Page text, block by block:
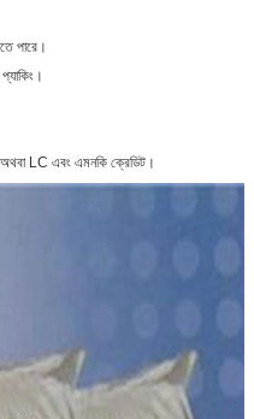
পারে।
অথবা LC এবং এমনকি ক্রেডিট।